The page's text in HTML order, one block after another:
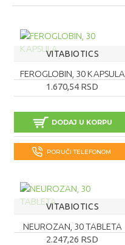
VITABIOTICS
FEROGLOBIN, 30 KAPSULA
1.670,54 RSD
DODAJ U KORPU
PORUČI TELEFONOM
VITABIOTICS
NEUROZAN, 30 TABLETA
2.247,26 RSD